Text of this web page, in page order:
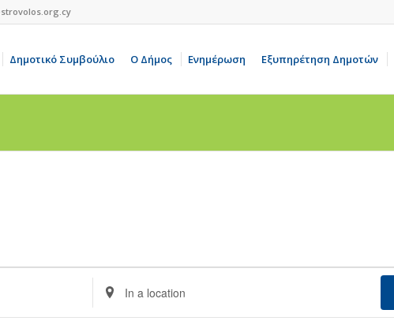
Δημοτικό Συμβούλιο Ο Δήμος Ενημέρωση Εξυπηρέτηση Δημοτών
Enter
Location.
Search